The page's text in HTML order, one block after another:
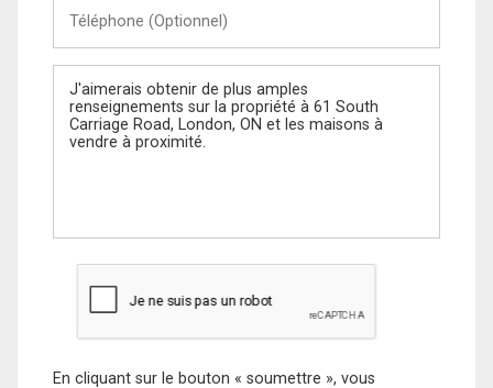
(Optionnel)
Message
En cliquant sur le bouton « soumettre », vous